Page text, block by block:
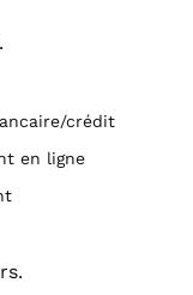
crédit
en ligne